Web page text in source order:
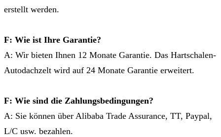
erstellt werden.
F: Wie ist Ihre Garantie?
A: Wir bieten Ihnen 12 Monate Garantie. Das Hartschalen-
Autodachzelt wird auf 24 Monate Garantie erweitert.
F: Wie sind die Zahlungsbedingungen?
A: Sie können über Alibaba Trade Assurance, TT, Paypal,
L/C usw. bezahlen.